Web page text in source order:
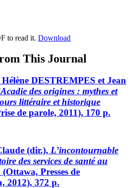
to read it. Download
This Journal
DESTREMPES et Jean
des origines : mythes et
littéraire et historique
de parole, 2011), 170 p.
(dir.), L’incontournable
des services de santé au
(Ottawa, Presses de
2012), 372 p.